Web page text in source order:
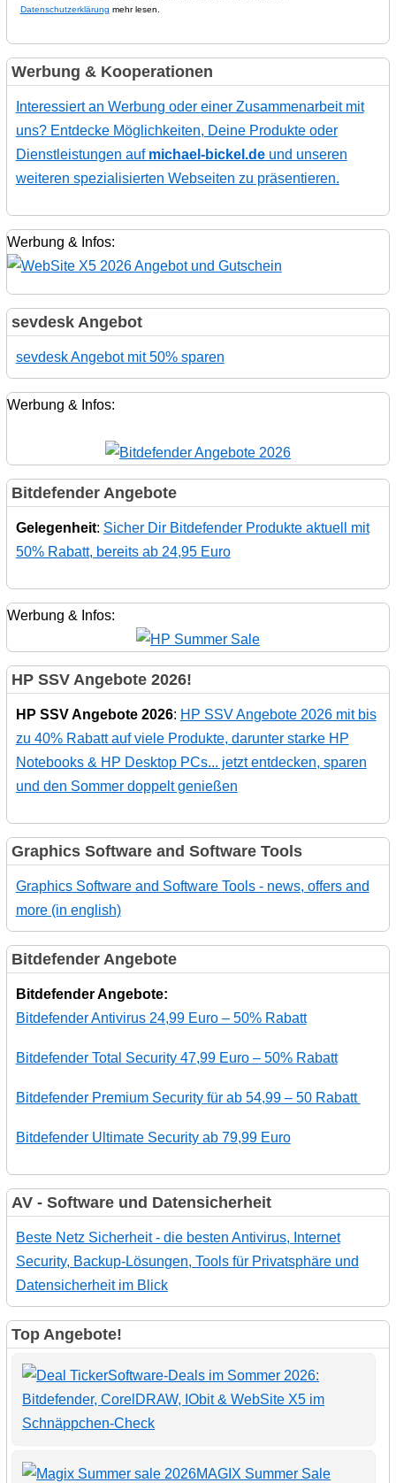
Datenschutzerklärung mehr lesen.
Werbung & Kooperationen
Interessiert an Werbung oder einer Zusammenarbeit mit
uns? Entdecke Möglichkeiten, Deine Produkte oder
Dienstleistungen auf michael-bickel.deund unseren
weiteren spezialisierten Webseiten zu präsentieren.
Werbung & Infos:
sevdesk Angebot
sevdesk Angebot mit 50% sparen
Werbung & Infos:
Bitdefender Angebote
Gelegenheit: Sicher Dir Bitdefender Produkte aktuell mit
50% Rabatt, bereits ab 24,95 Euro
Werbung & Infos:
HP SSV Angebote 2026!
HP SSV Angebote 2026: HP SSV Angebote 2026 mit bis
zu 40% Rabatt auf viele Produkte, darunter starke HP
Notebooks & HP Desktop PCs... jetzt entdecken, sparen
und den Sommer doppelt genießen
Graphics Software and Software Tools
Graphics Software and Software Tools - news, offers and
more (in english)
Bitdefender Angebote
Bitdefender Angebote:
Bitdefender Antivirus 24,99 Euro – 50% Rabatt
Bitdefender Total Security 47,99 Euro – 50% Rabatt
Bitdefender Premium Security für ab 54,99 – 50 Rabatt
Bitdefender Ultimate Security ab 79,99 Euro
AV - Software und Datensicherheit
Beste Netz Sicherheit - die besten Antivirus, Internet
Security, Backup-Lösungen, Tools für Privatsphäre und
Datensicherheit im Blick
Top Angebote!
Software-Deals im Sommer 2026:
Bitdefender, CorelDRAW, IObit & WebSite X5 im
Schnäppchen-Check
MAGIX Summer Sale